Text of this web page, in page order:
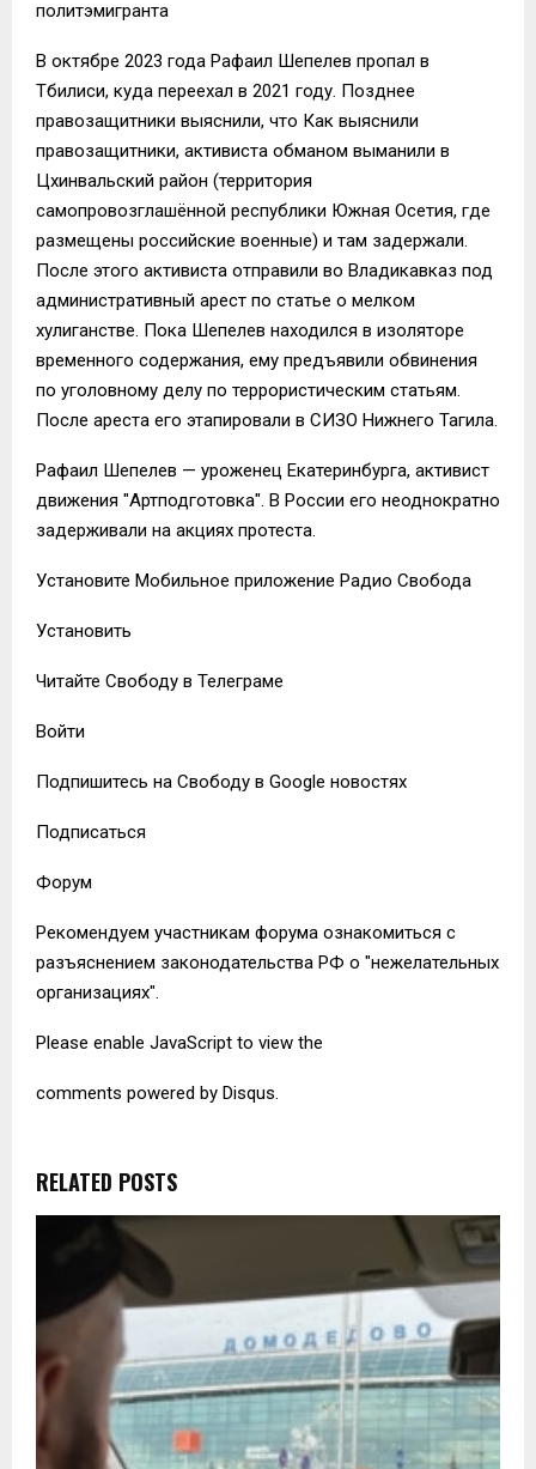
политэмигранта
В октябре 2023 года Рафаил Шепелев пропал в
Тбилиси, куда переехал в 2021 году. Позднее
правозащитники выяснили, что Как выяснили
правозащитники, активиста обманом выманили в
Цхинвальский район (территория
самопровозглашённой республики Южная Осетия, где
размещены российские военные) и там задержали.
После этого активиста отправили во Владикавказ под
административный арест по статье о мелком
хулиганстве. Пока Шепелев находился в изоляторе
временного содержания, ему предъявили обвинения
по уголовному делу по террористическим статьям.
После ареста его этапировали в СИЗО Нижнего Тагила.
Рафаил Шепелев — уроженец Екатеринбурга, активист
движения "Артподготовка". В России его неоднократно
задерживали на акциях протеста.
Установите Мобильное приложение Радио Свобода
Установить
Читайте Свободу в Телеграме
Войти
Подпишитесь на Свободу в Google новостях
Подписаться
Форум
Рекомендуем участникам форума ознакомиться с
разъяснением законодательства РФ о "нежелательных
организациях".
Please enable JavaScript to view the
comments powered by Disqus.
RELATED POSTS